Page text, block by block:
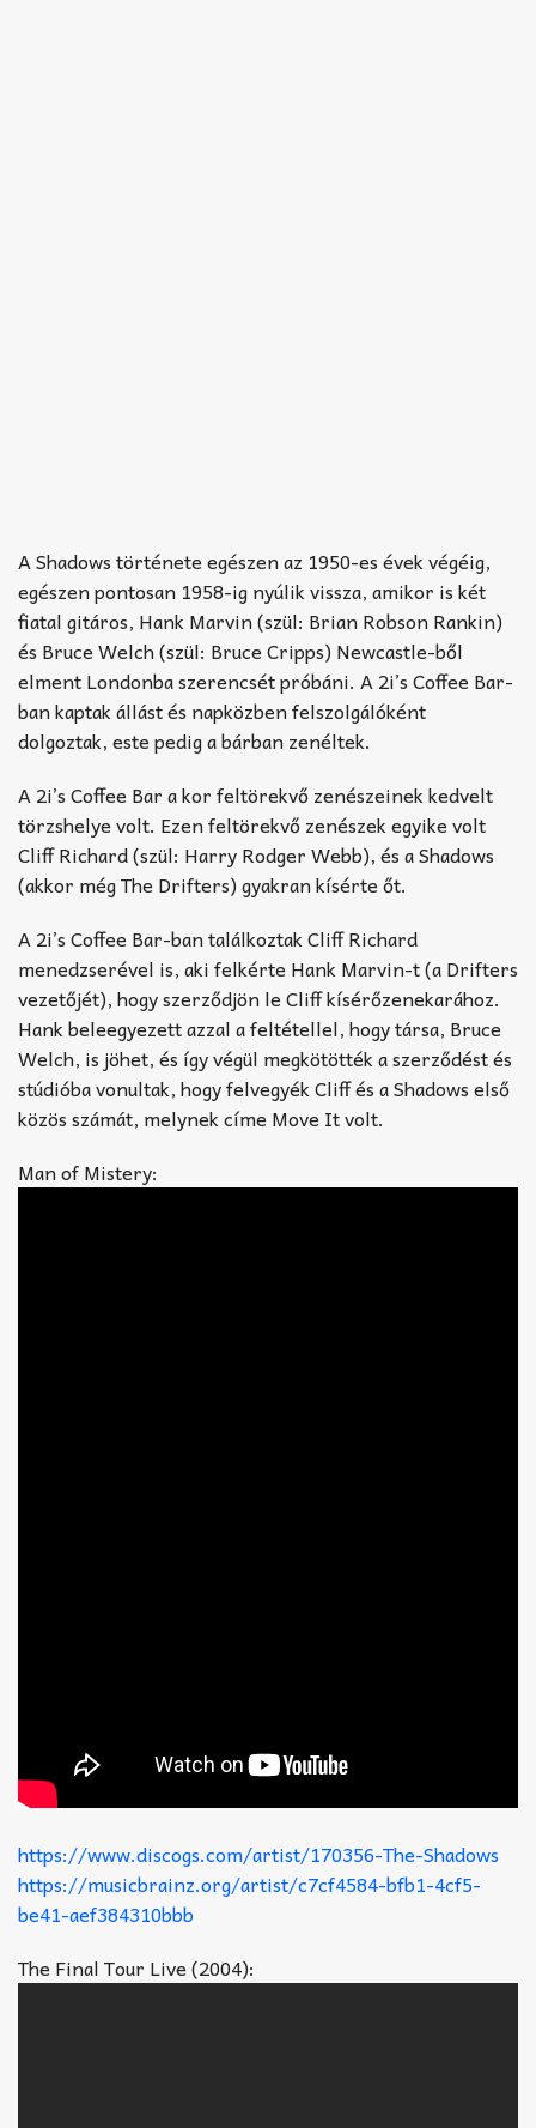
A Shadows története egészen az 1950-es évek végéig,
egészen pontosan 1958-ig nyúlik vissza, amikor is két
fiatal gitáros, Hank Marvin (szül: Brian Robson Rankin)
és Bruce Welch (szül: Bruce Cripps) Newcastle-ből
elment Londonba szerencsét próbáni. A 2i’s Coffee Bar-
ban kaptak állást és napközben felszolgálóként
dolgoztak, este pedig a bárban zenéltek.
A 2i’s Coffee Bar a kor feltörekvő zenészeinek kedvelt
törzshelye volt. Ezen feltörekvő zenészek egyike volt
Cliff Richard (szül: Harry Rodger Webb), és a Shadows
(akkor még The Drifters) gyakran kísérte őt.
A 2i’s Coffee Bar-ban találkoztak Cliff Richard
menedzserével is, aki felkérte Hank Marvin-t (a Drifters
vezetőjét), hogy szerződjön le Cliff kísérőzenekarához.
Hank beleegyezett azzal a feltétellel, hogy társa, Bruce
Welch, is jöhet, és így végül megkötötték a szerződést és
stúdióba vonultak, hogy felvegyék Cliff és a Shadows első
közös számát, melynek címe Move It volt.
Man of Mistery:
https://www.discogs.com/artist/170356-The-Shadows
https://musicbrainz.org/artist/c7cf4584-bfb1-4cf5-
be41-aef384310bbb
The Final Tour Live (2004):